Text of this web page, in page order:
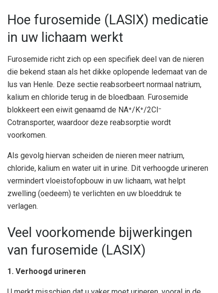
Hoe furosemide (LASIX) medicatie
in uw lichaam werkt
Furosemide richt zich op een specifiek deel van de nieren
die bekend staan ​​als het dikke oplopende ledemaat van de
lus van Henle. Deze sectie reabsorbeert normaal natrium,
kalium en chloride terug in de bloedbaan. Furosemide
blokkeert een eiwit genaamd de NA⁺/K⁺/2Cl⁻
Cotransporter, waardoor deze reabsorptie wordt
voorkomen.
Als gevolg hiervan scheiden de nieren meer natrium,
chloride, kalium en water uit in urine. Dit verhoogde urineren
vermindert vloeistofopbouw in uw lichaam, wat helpt
zwelling (oedeem) te verlichten en uw bloeddruk te
verlagen.
Veel voorkomende bijwerkingen
van furosemide (LASIX)
1. Verhoogd urineren